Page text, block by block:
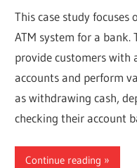
This case study focuses
ATM system for a bank.
provide customers with
accounts and perform
as withdrawing cash,
checking their account
Continue reading